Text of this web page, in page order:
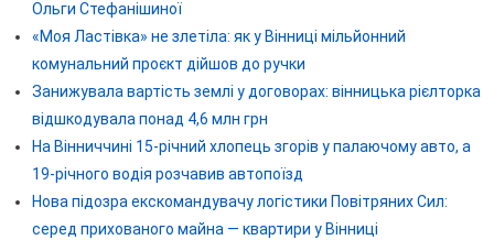
Ольги Стефанішиної
«Моя Ластівка» не злетіла: як у Вінниці мільйонний
комунальний проєкт дійшов до ручки
Занижувала вартість землі у договорах: вінницька рієлторка
відшкодувала понад 4,6 млн грн
На Вінниччині 15-річний хлопець згорів у палаючому авто, а
19-річного водія розчавив автопоїзд
Нова підозра екскомандувачу логістики Повітряних Сил:
серед прихованого майна — квартири у Вінниці